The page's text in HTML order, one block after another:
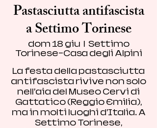
Pastasciutta antifascista
a Settimo Torinese
dom 18 giu
  |
Settimo
Torinese-Casa degli Alpini
La festa della pastasciutta
antifascista rivive non solo
nell’aia del Museo Cervi di
Gattatico (Reggio Emilia),
ma in molti luoghi d’Italia. A
Settimo Torinese,